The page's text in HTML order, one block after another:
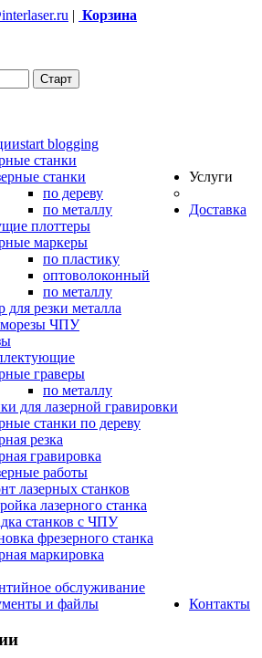
| Корзина
start blogging
станки
станки
по дереву
по металлу
плоттеры
маркеры
по пластику
оптоволоконный
по металлу
для резки металла
ЧПУ
граверы
по металлу
для лазерной гравировки
станки по дереву
Услуги
резка
гравировка
работы
лазерных станков
лазерного станка
станков с ЧПУ
фрезерного станка
маркировка
Доставка
обслуживание
и файлы
Контакты